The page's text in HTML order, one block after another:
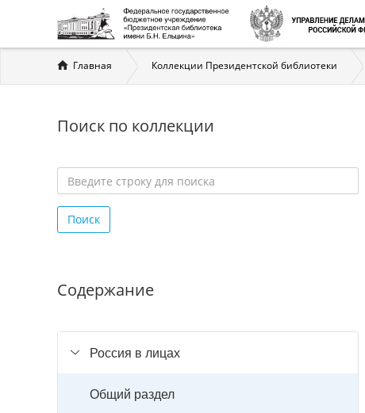
Вы
здесь
Главная Коллекции Президентской библиотеки
Поиск по коллекции
строку
для
Поиск
Содержание
Россия в лицах
Общий раздел